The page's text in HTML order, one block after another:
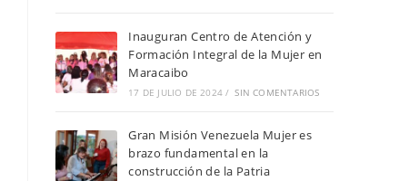
Inauguran Centro de Atención y
Formación Integral de la Mujer en
Maracaibo
17 DE JULIO DE 2024 / SIN COMENTARIOS
Gran Misión Venezuela Mujer es
brazo fundamental en la
construcción de la Patria